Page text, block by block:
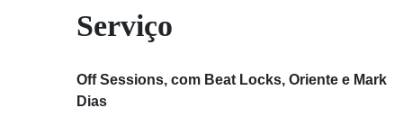
Serviço
Off Sessions, com Beat Locks, Oriente e Mark
Dias